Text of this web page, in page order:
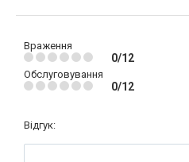
Враження
0/12
Обслуговування
0/12
Відгук: